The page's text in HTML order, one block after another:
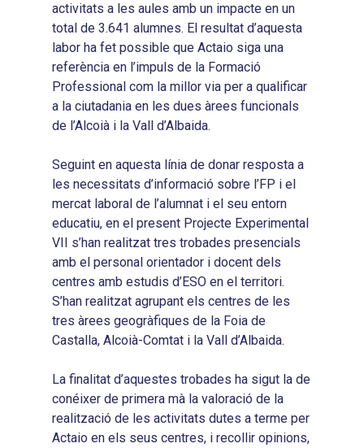
activitats a les aules amb un impacte en un
total de 3.641 alumnes. El resultat d’aquesta
labor ha fet possible que Actaio siga una
referència en l’impuls de la Formació
Professional com la millor via per a qualificar
a la ciutadania en les dues àrees funcionals
de l’Alcoià i la Vall d’Albaida.
Seguint en aquesta línia de donar resposta a
les necessitats d’informació sobre l’FP i el
mercat laboral de l’alumnat i el seu entorn
educatiu, en el present Projecte Experimental
VII s’han realitzat tres trobades presencials
amb el personal orientador i docent dels
centres amb estudis d’ESO en el territori.
S’han realitzat agrupant els centres de les
tres àrees geogràfiques de la Foia de
Castalla, Alcoià-Comtat i la Vall d’Albaida.
La finalitat d’aquestes trobades ha sigut la de
conéixer de primera mà la valoració de la
realització de les activitats dutes a terme per
Actaio en els seus centres, i recollir opinions,
Inici
Què és Avalem
Missions
Diagnòstics
Publicacions